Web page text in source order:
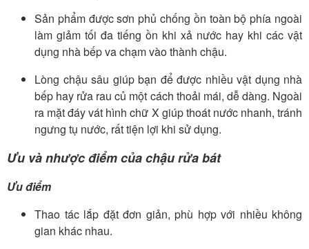
Sản phẩm được sơn phủ chống ồn toàn bộ phía ngoài
làm giảm tối đa tiếng ồn khi xả nước hay khi các vật
dụng nhà bếp va chạm vào thành chậu.
Lòng chậu sâu giúp bạn để được nhiều vật dụng nhà
bếp hay rửa rau củ một cách thoải mái, dễ dàng. Ngoài
ra mặt đáy vát hình chữ X giúp thoát nước nhanh, tránh
ngưng tụ nước, rất tiện lợi khi sử dụng.
Ưu và nhược điểm của chậu rửa bát
Ưu điểm
Thao tác lắp đặt đơn giản, phù hợp với nhiều không
gian khác nhau.